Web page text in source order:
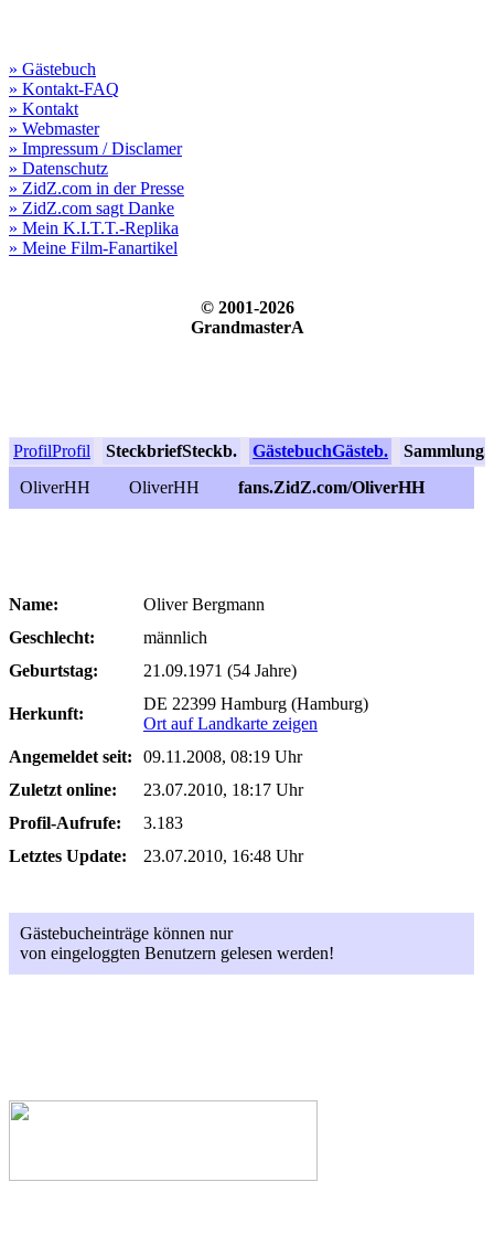
» Gästebuch
» Kontakt-FAQ
» Kontakt
» Webmaster
» Impressum / Disclamer
» Datenschutz
» ZidZ.com in der Presse
» ZidZ.com sagt Danke
» Mein K.I.T.T.-Replika
» Meine Film-Fanartikel
© 2001-2026
GrandmasterA
ProfilProfil SteckbriefSteckb. GästebuchGästeb. Sammlung
OliverHH
OliverHH fans.ZidZ.com/OliverHH
Name:
Oliver Bergmann
Geschlecht:
männlich
Geburtstag:
21.09.1971 (54 Jahre)
Herkunft:
DE 22399 Hamburg (Hamburg)
Ort auf Landkarte zeigen
Angemeldet seit:
09.11.2008, 08:19 Uhr
Zuletzt online:
23.07.2010, 18:17 Uhr
Profil-Aufrufe:
3.183
Letztes Update:
23.07.2010, 16:48 Uhr
Gästebucheinträge können nur
von eingeloggten Benutzern gelesen werden!